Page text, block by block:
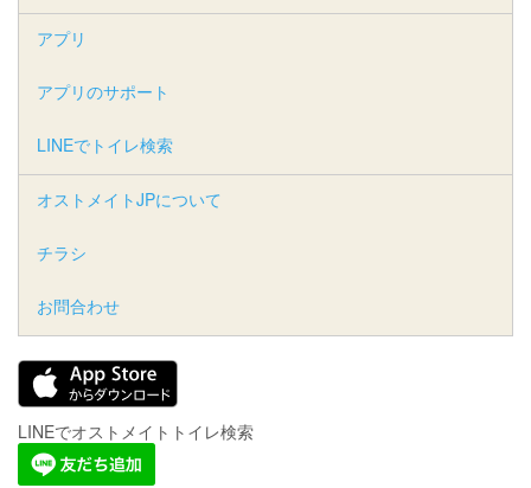
アプリ
アプリのサポート
LINEでトイレ検索
オストメイトJPについて
チラシ
お問合わせ
LINEでオストメイトトイレ検索